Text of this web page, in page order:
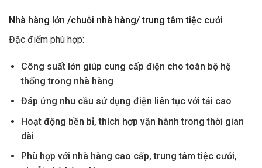
Nhà hàng lớn /chuỗi nhà hàng/ trung tâm tiệc cưới
Đặc điểm phù hợp:
Công suất lớn giúp cung cấp điện cho toàn bộ hệ
thống trong nhà hàng
Đáp ứng nhu cầu sử dụng điện liên tục với tải cao
Hoạt động bền bỉ, thích hợp vận hành trong thời gian
dài
Phù hợp với nhà hàng cao cấp, trung tâm tiệc cưới,